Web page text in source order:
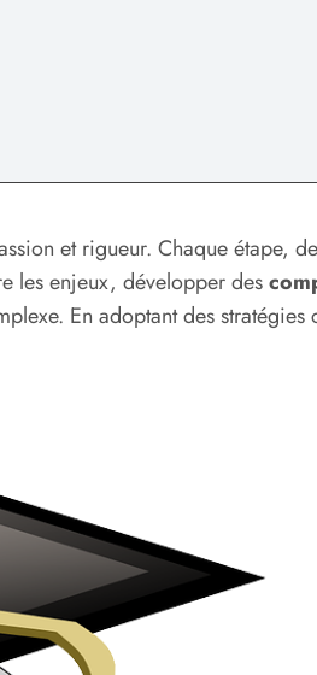
et rigueur. Chaque étape,
les enjeux, développer des
En adoptant des